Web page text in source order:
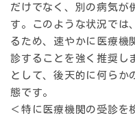
だけでなく、別の病気が
す。このような状況では
るため、速やかに医療機
診することを強く推奨し
として、後天的に何らか
態です。
＜特に医療機関の受診を